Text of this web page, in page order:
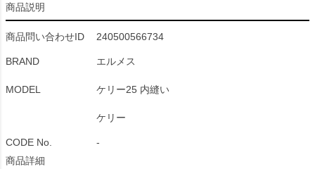
商品説明
商品問い合わせID 240500566734
BRAND エルメス
MODEL ケリー25 内縫い
ケリー
CODE No.
-
商品詳細